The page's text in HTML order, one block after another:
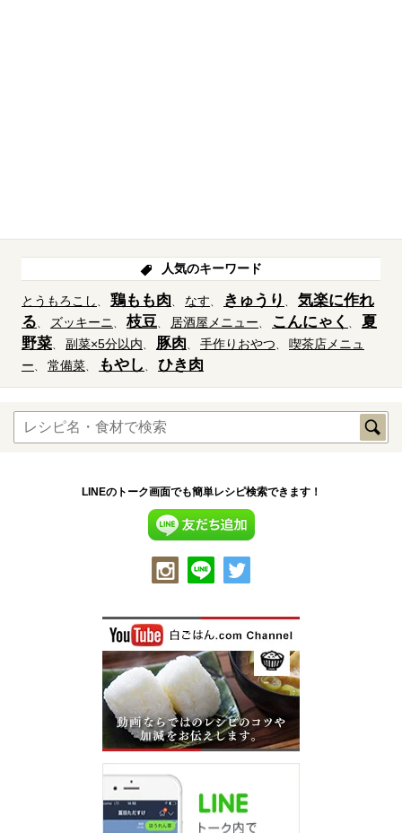
人気のキーワード
とうもろこし 鶏もも肉 なす きゅうり
気楽に作れ
る
ズッキーニ 枝豆 居酒屋メニュー こんにゃく
夏
野菜
副菜×5分以内 豚肉 手作りおやつ
喫茶店メニュ
ー
常備菜 もやし ひき肉
LINEのトーク画面でも簡単レシピ検索できます！